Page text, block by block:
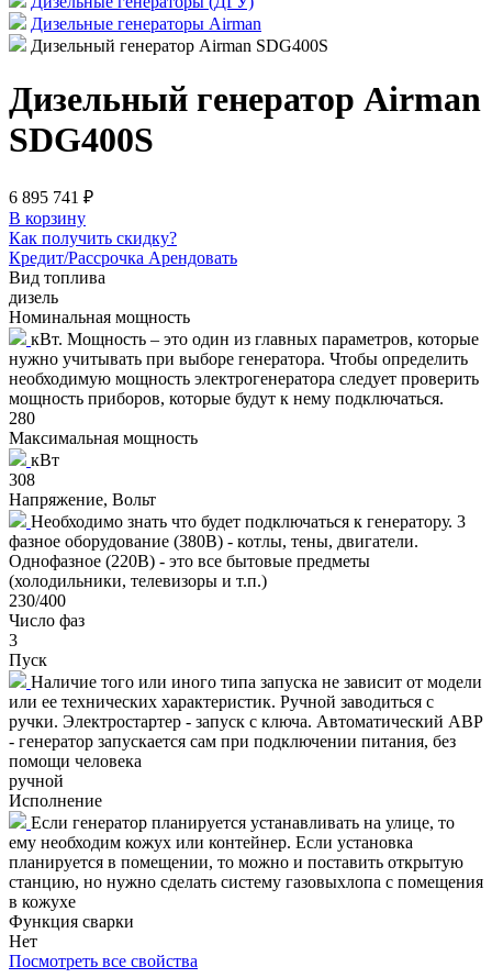
Дизельные генераторы Airman
Дизельный генератор Airman SDG400S
Дизельный генератор Airman
SDG400S
6 895 741 ₽
В корзину
Как получить скидку?
Кредит/Рассрочка Арендовать
Вид топлива
дизель
Номинальная мощность
кВт. Мощность – это один из главных параметров, которые
нужно учитывать при выборе генератора. Чтобы определить
необходимую мощность электрогенератора следует проверить
мощность приборов, которые будут к нему подключаться.
280
Максимальная мощность
кВт
308
Напряжение, Вольт
Необходимо знать что будет подключаться к генератору. 3
фазное оборудование (380В) - котлы, тены, двигатели.
Однофазное (220В) - это все бытовые предметы
(холодильники, телевизоры и т.п.)
230/400
Число фаз
3
Пуск
Наличие того или иного типа запуска не зависит от модели
или ее технических характеристик. Ручной заводиться с
ручки. Электростартер - запуск с ключа. Автоматический АВР
- генератор запускается сам при подключении питания, без
помощи человека
ручной
Исполнение
Если генератор планируется устанавливать на улице, то
ему необходим кожух или контейнер. Если установка
планируется в помещении, то можно и поставить открытую
станцию, но нужно сделать систему газовыхлопа с помещения
в кожухе
Функция сварки
Нет
Посмотреть все свойства